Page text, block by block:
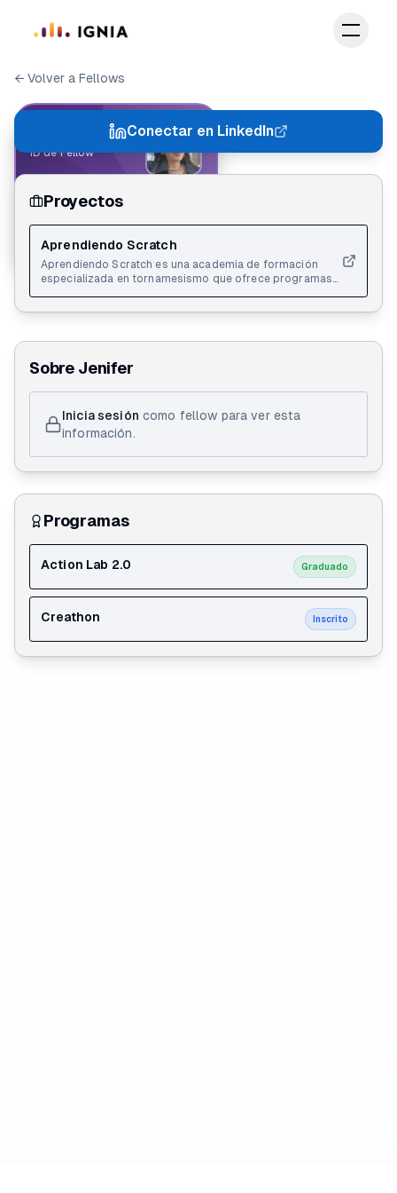
← Volver a Fellows
IGNIA FELLOW
ID de Fellow
Jenifer Gómez
Action Lab 2.0
Conectar en LinkedIn
Proyectos
Aprendiendo Scratch
Aprendiendo Scratch es una academia de formación
especializada en tornamesismo que ofrece programas
Sobre Jenifer
Inicia sesión como fellow para ver esta
información.
Programas
Action Lab 2.0 Graduado
Creathon Inscrito